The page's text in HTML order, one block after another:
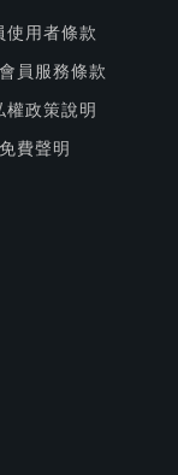
使用者條款
員服務條款
權政策說明
免費聲明